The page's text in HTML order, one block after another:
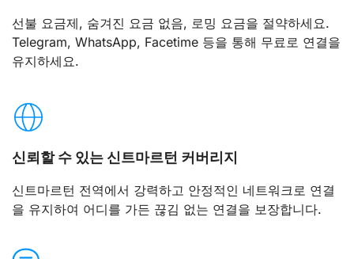
선불 요금제, 숨겨진 요금 없음, 로밍 요금을 절약하세요.
Telegram, WhatsApp, Facetime 등을 통해 무료로 연결을
유지하세요.
신뢰할 수 있는 신트마르턴 커버리지
신트마르턴 전역에서 강력하고 안정적인 네트워크로 연결
을 유지하여 어디를 가든 끊김 없는 연결을 보장합니다.